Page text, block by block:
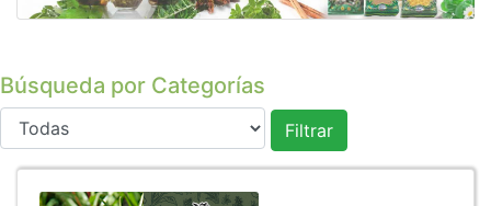
Búsqueda por Categorías
Filtrar